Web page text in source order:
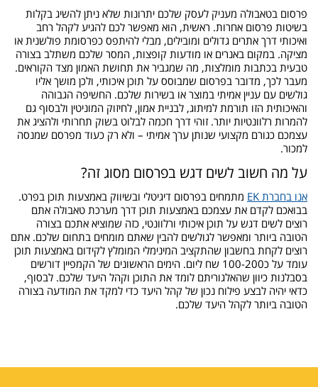
פרסום בטאבולה מעניק לעסק שלכם יתרונות שלא ניתן להשיג בקלות
בשיטות פרסום אחרות. ראשית, הוא מאפשר לכם להגיע לקהל רחב
ואיכותי דרך אתרים גדולים ומובילים, מבלי להיתפס כפרסומת פולשנית או
מציקה. במקום באנרים או מודעות קופצות, המסר שלכם משתלב בצורה
טבעית בכתבות מומלצות, מה שמגביר את תחושת האמון מצד הקוראים.
מעבר לכך, מדובר בפרסום שמבוסס על תוכן איכותי, ולכן מושך אליו
גולשים עם עניין אמיתי במוצר או בשירות שלכם. החשיפה הגבוהה
והאיכותית הזו תורמת למיתוג, לבניית אמון, לחיזוק המוניטין ולבסוף גם
להמרות רלוונטיות יותר. זוהי דרך חכמה לבלוט בשוק תחרותי ולהציג את
עצמכם כגורם מקצועי שנותן ערך אמיתי – ולא רק כעוד מפרסם שמנסה
למכור.
על מה חשוב לשים דגש בפרסום מסוג זה?
אנו בחברת EK
מתמחים בפרסום דיגיטלי ובשיווק באמצעות תוכן בפרט.
בבואכם לקדם את עצמכם באמצעות תוכן דרך מערכת טאבולה אתם
רוצים לשים דגש על תוכן איכותי ורלוונטי, כזה שמוציא אתכם בצורה
הטובה ביותר ומאפשר לגולשים להבין שאתם מומחים בתחום שלכם. אתם
רוצים לקחת בחשבון שהתקציב המינימלי המומלץ לקידום באמצעות תוכן
עומד על כ100-200 שח ליום. הימים הראשונים של הקמפיין דורשים
בסבלנות כיוון שהאלגוריתם לומד את התוכן וקהל היעד שלכם. לבסוף,
כדאי יהיה לבצע פילוח נכון של קהל היעד כדי למקד את המודעה בצורה
הטובה ביותר לקהל היעד שלכם.